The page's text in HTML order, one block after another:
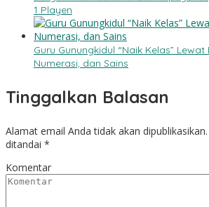
1 Playen
Guru Gunungkidul “Naik Kelas”
Numerasi, dan Sains
Tinggalkan Balasan
Alamat email Anda tidak akan dipublikasikan.
ditandai *
Komentar